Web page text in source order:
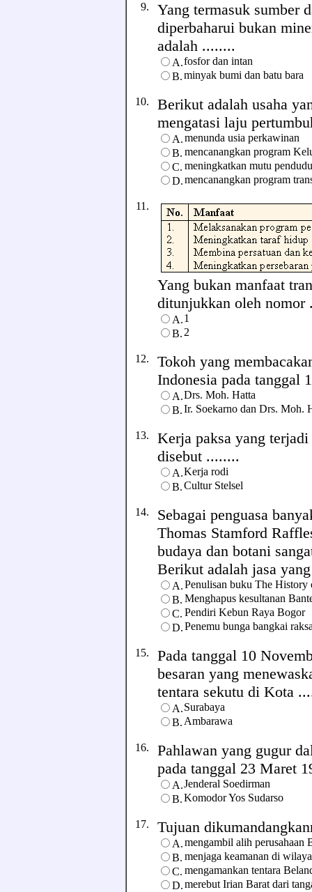
9. Yang termasuk sumber
diperbaharui bukan
adalah ........
A.fosfor dan intan
B.minyak bumi dan batu bara
10. Berikut adalah usaha
mengatasi laju
A.menunda usia perkawinan
B. mencanangkan program
C. meningkatkan mutu
D.mencanangkan program
11.
Yang bukan manfaat
ditunjukkan oleh nomor
A.1
B. 2
12. Tokoh yang
Indonesia pada tanggal
A.Drs. Moh. Hatta
B.Ir. Soekarno dan Drs. Moh.
13. Kerja paksa yang terjadi
disebut ........
A.Kerja rodi
B.Cultur Stelsel
14. Sebagai penguasa
Thomas Stamford
budaya dan botani
Berikut adalah jasa
A.Penulisan buku The History
B. Menghapus kesultanan
C. Pendiri Kebun Raya Bogor
D.Penemu bunga bangkai
15. Pada tanggal 10
besaran yang
tentara sekutu di Kota
A.Surabaya
B. Ambarawa
16. Pahlawan yang gugur
pada tanggal 23 Maret
A.Jenderal Soedirman
B.Komodor Yos Sudarso
17. Tujuan
A.mengambil alih perusahaan
B. menjaga keamanan di
C. mengamankan tentara
D.merebut Irian Barat dari